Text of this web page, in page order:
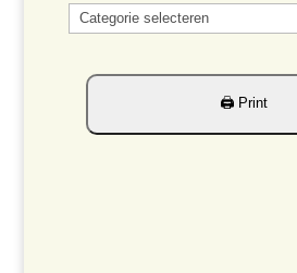
Categorieën